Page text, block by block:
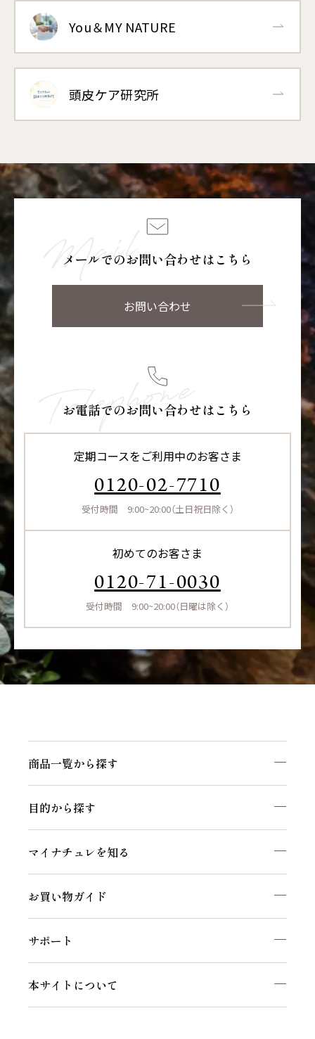
You＆MY NATURE
頭皮ケア研究所
メールでのお問い合わせはこちら
お問い合わせ
お電話でのお問い合わせはこちら
定期コースをご利用中のお客さま
0120-02-7710
受付時間 9:00~20:00（土日祝日除く）
初めてのお客さま
0120-71-0030
受付時間 9:00~20:00（日曜は除く）
商品一覧から探す
目的から探す
マイナチュレを知る
お買い物ガイド
サポート
本サイトについて